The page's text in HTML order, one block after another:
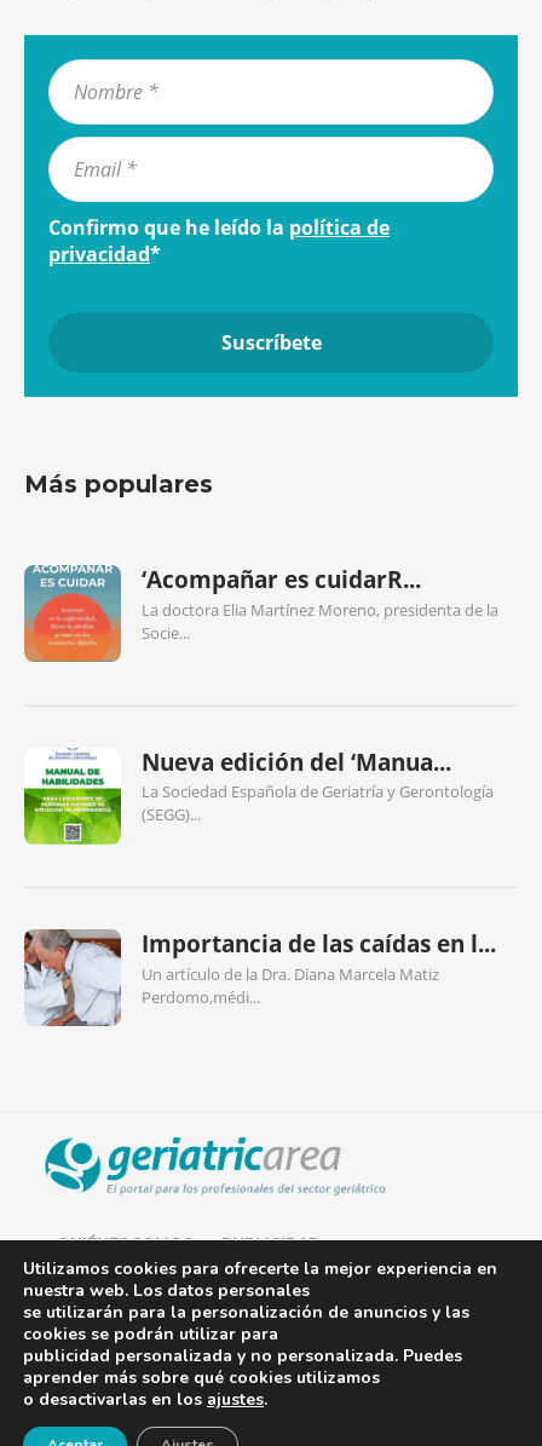
Confirmo que he leído la política de
privacidad*
Más populares
‘Acompañar es cuidarR...
La doctora Elia Martínez Moreno, presidenta de la
Socie...
Nueva edición del ‘Manua...
La Sociedad Española de Geriatría y Gerontología
(SEGG)...
Importancia de las caídas en l...
Un artículo de la Dra. Diana Marcela Matiz
Perdomo,médi...
QUIÉNES SOMOS PUBLICIDAD
AVISO LEGAL
POLÍTICA DE COOKIES
POLÍTICA DE PRIVACIDAD
CONTACTO¡Newsletter!
Utilizamos cookies para ofrecerte la mejor experiencia en
nuestra web. Los datos personales
se utilizarán para la personalización de anuncios y las
cookies se podrán utilizar para
publicidad personalizada y no personalizada. Puedes
aprender más sobre qué cookies utilizamos
o desactivarlas en los ajustes.